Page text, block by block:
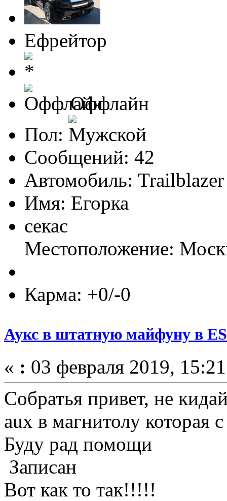
Ефрейтор
Оффлайн
Пол:
Сообщений: 42
Автомобиль:
Имя: Егорка
секас
Местоположение:
Карма: +0/-0
Аукс в штатную майфуну в
« : 03 февраля 2019,
Собратья привет, не
aux в магнитолу которая
Буду рад помощи
Записан
Вот как то так!!!!!